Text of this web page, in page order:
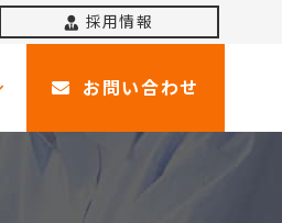
採用情報
お問い合わせ